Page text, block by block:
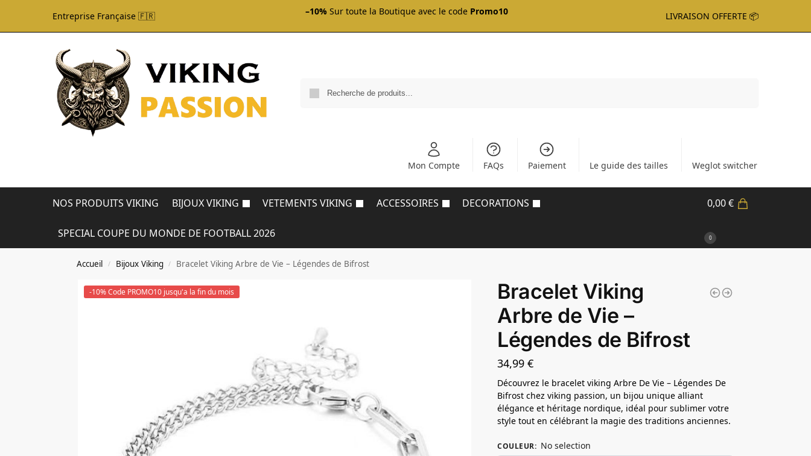
Entreprise Française 🇫🇷 –10% Sur toute la Boutique avec le code Promo10 LIVRAISON OFFERTE 📦
Mon Compte FAQs Paiement Le guide des tailles Weglot switcher
NOS PRODUITS VIKING BIJOUX VIKING VETEMENTS VIKING ACCESSOIRES DECORATIONS
SPECIAL COUPE DU MONDE DE FOOTBALL 2026
0,00€
0
Accueil / Bijoux Viking / Bracelet Viking Arbre de Vie – Légendes de Bifrost
-10% Code PROMO10 jusqu'a la fin du mois
Bracelet Viking
Arbre de Vie –
Légendes de Bifrost
34,99€
Découvrez le bracelet viking Arbre De Vie – Légendes De
Bifrost chez viking passion, un bijou unique alliant
élégance et héritage nordique, idéal pour sublimer votre
style tout en célébrant la magie des traditions anciennes.
COULEUR: No selection